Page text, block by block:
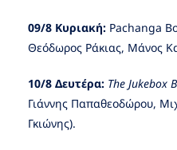
09/8 Κυριακή: Pachanga
Θεόδωρος Ράκιας, Μάνος
10/8 Δευτέρα: The Jukebox
Γιάννης Παπαθεοδώρου,
Γκιώνης).